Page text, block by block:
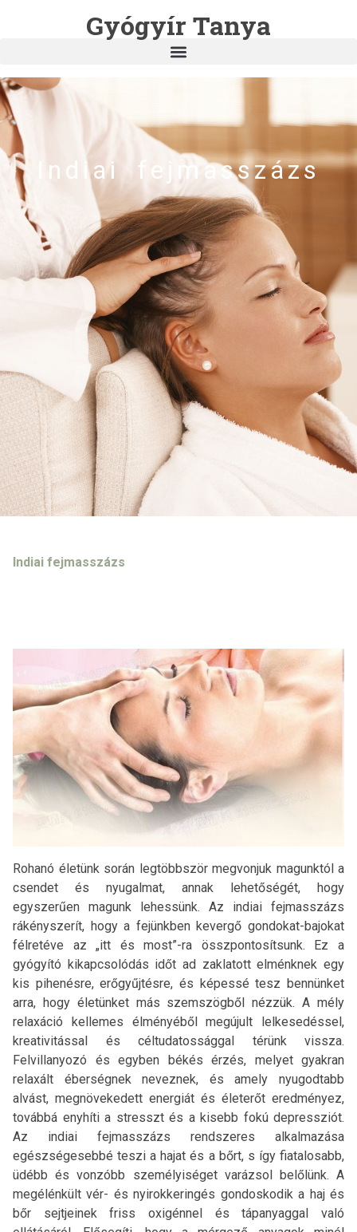
Gyógyír Tanya
Indiai fejmasszázs
Indiai fejmasszázs
Rohanó életünk során legtöbbször megvonjuk magunktól a
csendet és nyugalmat, annak lehetőségét, hogy
egyszerűen magunk lehessünk. Az indiai fejmasszázs
rákényszerít, hogy a fejünkben kevergő gondokat-bajokat
félretéve az „itt és most”-ra összpontosítsunk. Ez a
gyógyító kikapcsolódás időt ad zaklatott elménknek egy
kis pihenésre, erőgyűjtésre, és képessé tesz bennünket
arra, hogy életünket más szemszögből nézzük. A mély
relaxáció kellemes élményéből megújult lelkesedéssel,
kreativitással és céltudatossággal térünk vissza.
Felvillanyozó és egyben békés érzés, melyet gyakran
relaxált éberségnek neveznek, és amely nyugodtabb
alvást, megnövekedett energiát és életerőt eredményez,
továbbá enyhíti a stresszt és a kisebb fokú depressziót.
Az indiai fejmasszázs rendszeres alkalmazása
egészségesebbé teszi a hajat és a bőrt, s így fiatalosabb,
üdébb és vonzóbb személyiséget varázsol belőlünk. A
megélénkült vér- és nyirokkeringés gondoskodik a haj és
bőr sejtjeinek friss oxigénnel és tápanyaggal való